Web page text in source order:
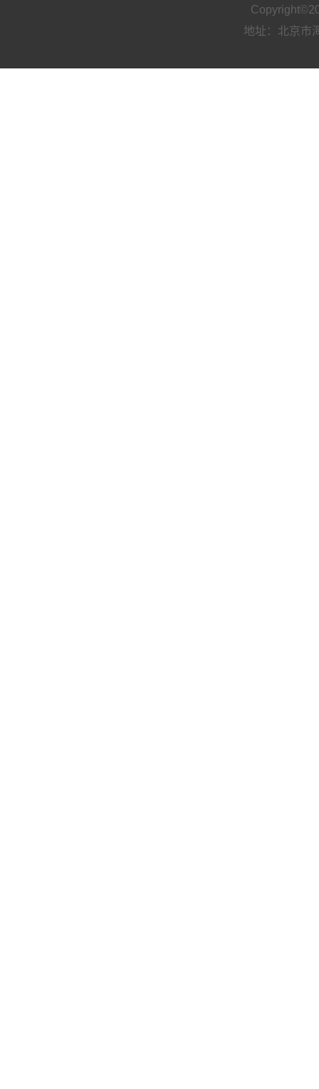
地址：北京市